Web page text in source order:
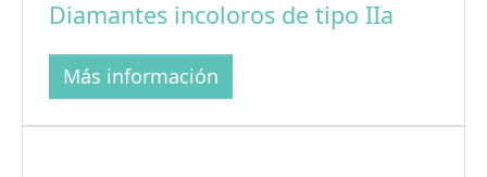
Diamantes incoloros de tipo IIa
Más información